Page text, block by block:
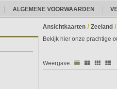
ALGEMENE VOORWAARDEN
Ansichtkaarten / Zeeland /
Bekijk hier onze prachtige
Weergave: